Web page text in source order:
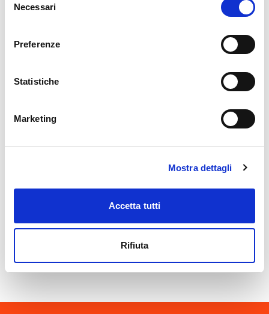
delNecessari
Preferenze
Statistiche
Marketing
Mostra dettagli
Accetta tutti
Rifiuta
Giornate di pulizia strada di
Dossa